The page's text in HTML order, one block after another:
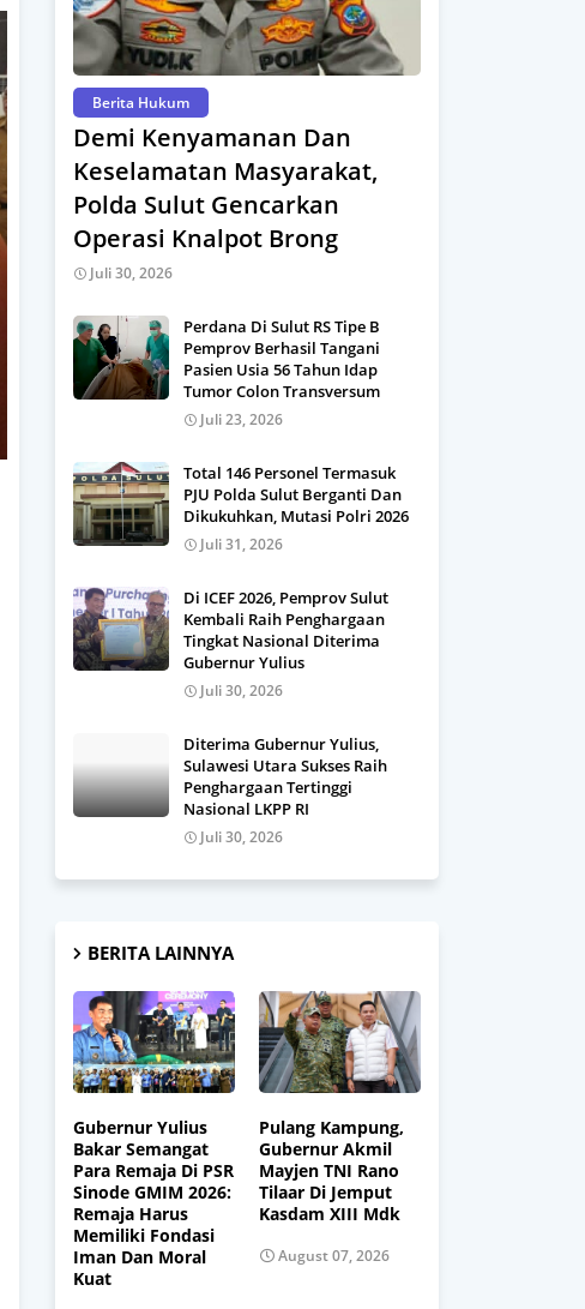
Berita Hukum
Demi Kenyamanan Dan
Keselamatan Masyarakat,
Polda Sulut Gencarkan
Operasi Knalpot Brong
Juli 30, 2026
Perdana Di Sulut RS Tipe B
Pemprov Berhasil Tangani
Pasien Usia 56 Tahun Idap
Tumor Colon Transversum
Juli 23, 2026
Total 146 Personel Termasuk
PJU Polda Sulut Berganti Dan
Dikukuhkan, Mutasi Polri 2026
Juli 31, 2026
Di ICEF 2026, Pemprov Sulut
Kembali Raih Penghargaan
Tingkat Nasional Diterima
Gubernur Yulius
Juli 30, 2026
Diterima Gubernur Yulius,
Sulawesi Utara Sukses Raih
Penghargaan Tertinggi
Nasional LKPP RI
Juli 30, 2026
BERITA LAINNYA
Gubernur Yulius
Bakar Semangat
Para Remaja Di PSR
Sinode GMIM 2026:
Remaja Harus
Memiliki Fondasi
Iman Dan Moral
Kuat
Pulang Kampung,
Gubernur Akmil
Mayjen TNI Rano
Tilaar Di Jemput
Kasdam XIII Mdk
August 07, 2026